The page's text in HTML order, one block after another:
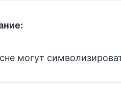
могут